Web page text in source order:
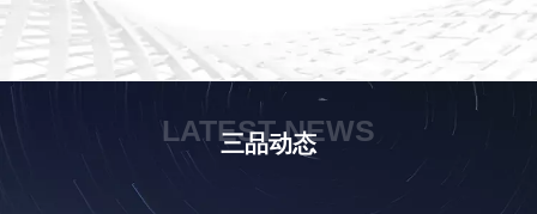
LATEST NEWS
三品动态